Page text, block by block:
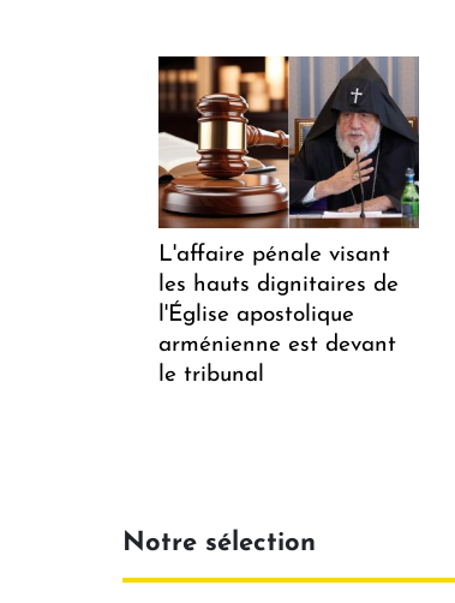
L'affaire pénale visant
les hauts dignitaires de
l'Église apostolique
arménienne est devant
le tribunal
Notre sélection